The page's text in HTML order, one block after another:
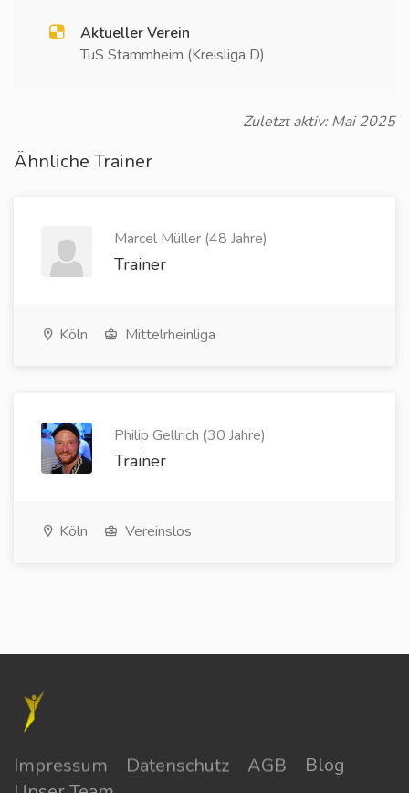
Aktueller Verein
TuS Stammheim (Kreisliga D)
Zuletzt aktiv: Mai 2025
Ähnliche Trainer
Marcel Müller (48 Jahre)
Trainer
Köln Mittelrheinliga
Philip Gellrich (30 Jahre)
Trainer
Köln Vereinslos
Impressum Datenschutz AGB
Blog